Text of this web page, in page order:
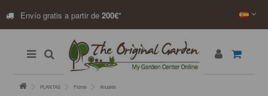
Envío gratis a partir de 200€*
PLANTAS Flores Anuales